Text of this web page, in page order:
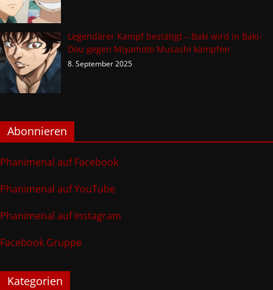
Legendärer Kampf bestätigt – Baki wird in Baki-
Dou gegen Miyamoto Musashi kämpfen
8. September 2025
Abonnieren
Phanimenal auf Facebook
Phanimenal auf YouTube
Phanimenal auf Instagram
Facebook Gruppe
Kategorien